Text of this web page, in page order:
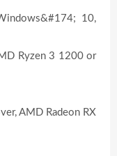
10,
Ryzen 3 1200 or
AMD Radeon RX